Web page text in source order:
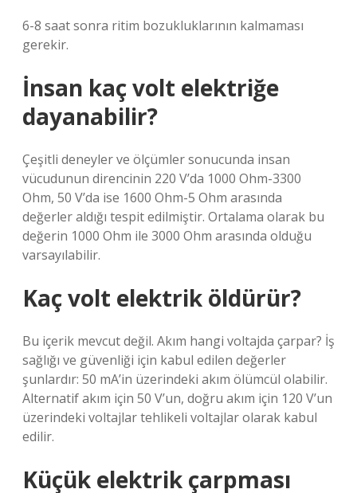
6-8 saat sonra ritim bozukluklarının kalmaması
gerekir.
İnsan kaç volt elektriğe
dayanabilir?
Çeşitli deneyler ve ölçümler sonucunda insan
vücudunun direncinin 220 V’da 1000 Ohm-3300
Ohm, 50 V’da ise 1600 Ohm-5 Ohm arasında
değerler aldığı tespit edilmiştir. Ortalama olarak bu
değerin 1000 Ohm ile 3000 Ohm arasında olduğu
varsayılabilir.
Kaç volt elektrik öldürür?
Bu içerik mevcut değil. Akım hangi voltajda çarpar? İş
sağlığı ve güvenliği için kabul edilen değerler
şunlardır: 50 mA’in üzerindeki akım ölümcül olabilir.
Alternatif akım için 50 V’un, doğru akım için 120 V’un
üzerindeki voltajlar tehlikeli voltajlar olarak kabul
edilir.
Küçük elektrik çarpması